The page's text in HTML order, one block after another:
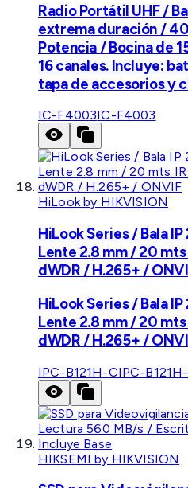
Radio Portátil UHF /
extrema duración /
Potencia / Bocina de
16 canales. Incluye:
tapa de accesorios y
IC-F4003IC-F4003
HiLook by HIKVISION
HiLook Series / Bala
Lente 2.8 mm / 20
dWDR / H.265+ /
HiLook Series / Bala
Lente 2.8 mm / 20
dWDR / H.265+ /
IPC-B121H-CIPC-
HIKSEMI by HIKVISION